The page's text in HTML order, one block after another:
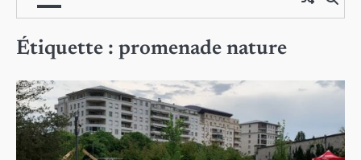
Étiquette : promenade nature